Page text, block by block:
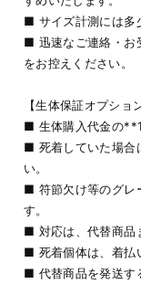
■ サイズ計測には多
■ 迅速なご連絡・お
をお控えください。
【生体保証オプショ
■ 生体購入代金の
■ 死着していた場合
い。
■ 符節欠け等のグレ
す。
■ 対応は、代替商品
■ 死着個体は、着払
■ 代替商品を発送す